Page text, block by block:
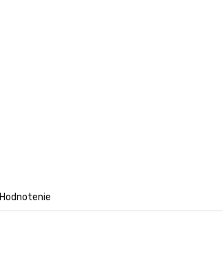
Hodnotenie